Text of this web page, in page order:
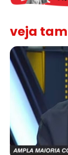
veja
Solidariedade ao